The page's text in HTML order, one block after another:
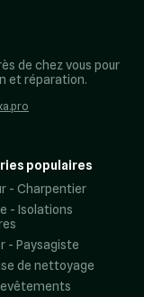
de chez vous pour
et réparation.
populaires
- Charpentier
- Isolations
- Paysagiste
de nettoyage